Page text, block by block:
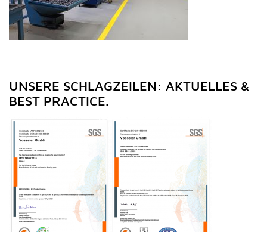
UNSERE SCHLAGZEILEN: AKTUELLES &
BEST PRACTICE.